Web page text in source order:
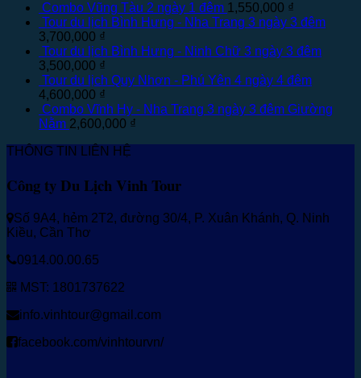
Combo Vũng Tàu 2 ngày 1 đêm 1,550,000 ₫
Tour du lịch Bình Hưng - Nha Trang 3 ngày 3 đêm
3,700,000 ₫
Tour du lịch Bình Hưng - Ninh Chữ 3 ngày 3 đêm
3,500,000 ₫
Tour du lịch Quy Nhơn - Phú Yên 4 ngày 4 đêm
4,600,000 ₫
Combo Vĩnh Hy - Nha Trang 3 ngày 3 đêm Giường
Nằm 2,600,000 ₫
THÔNG TIN LIÊN HỆ
Công ty Du Lịch Vinh Tour
Số 9A4, hẻm 2T2, đường 30/4, P. Xuân Khánh, Q. Ninh
Kiều, Cần Thơ
0914.00.00.65
MST: 1801737622
info.vinhtour@gmail.com
facebook.com/vinhtourvn/